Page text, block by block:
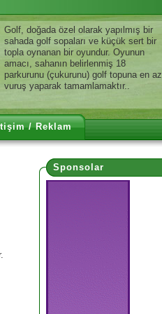
Golf, doğada özel olarak yapılmış bir
sahada golf sopaları ve küçük sert bir
topla oynanan bir oyundur. Oyunun
amacı, sahanın belirlenmiş 18
parkurunu (çukurunu) golf topuna en az
vuruş yaparak tamamlamaktır..
/ Reklam
Sponsolar